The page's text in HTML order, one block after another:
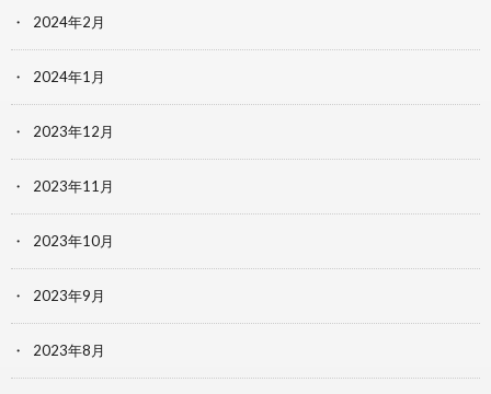
2024年2月
2024年1月
2023年12月
2023年11月
2023年10月
2023年9月
2023年8月